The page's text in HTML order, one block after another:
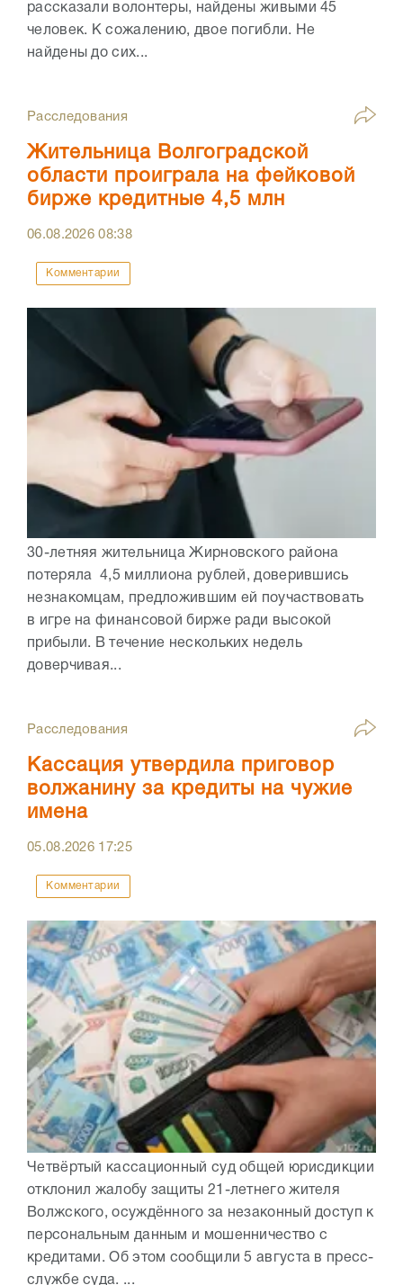
рассказали волонтеры, найдены живыми 45
человек. К сожалению, двое погибли. Не
найдены до сих...
Расследования
Жительница Волгоградской
области проиграла на фейковой
бирже кредитные 4,5 млн
06.08.202608:38
Комментарии
30-летняя жительница Жирновского района
потеряла 4,5 миллиона рублей, доверившись
незнакомцам, предложившим ей поучаствовать
в игре на финансовой бирже ради высокой
прибыли. В течение нескольких недель
доверчивая...
Расследования
Кассация утвердила приговор
волжанину за кредиты на чужие
имена
05.08.2026 17:25
Комментарии
Четвёртый кассационный суд общей юрисдикции
отклонил жалобу защиты 21-летнего жителя
Волжского, осуждённого за незаконный доступ к
персональным данным и мошенничество с
кредитами. Об этом сообщили 5 августа в пресс-
службе суда. ...